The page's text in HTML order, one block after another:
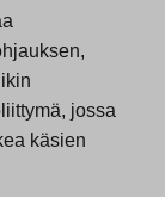
jossa
käsien